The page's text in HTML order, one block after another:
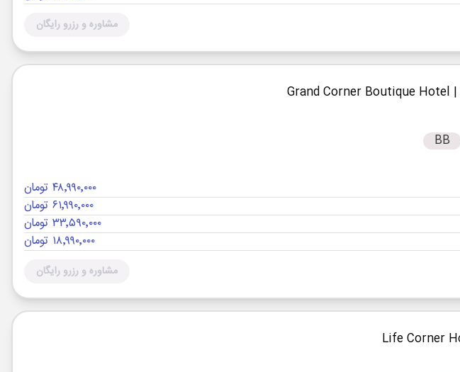
مشاوره و رزرو رایگان
| Grand Corner Boutique Hotel
BB
۴۸٬۹۹۰٬۰۰۰ تومان
۶۱٬۹۹۰٬۰۰۰ تومان
۳۳٬۵۹۰٬۰۰۰ تومان
۱۸٬۹۹۰٬۰۰۰ تومان
مشاوره و رزرو رایگان